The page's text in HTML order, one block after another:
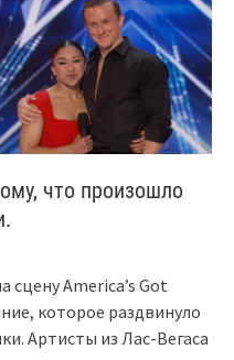
что произошло
сцену America’s Got
которое раздвинуло
Артисты из Лас-Вегаса